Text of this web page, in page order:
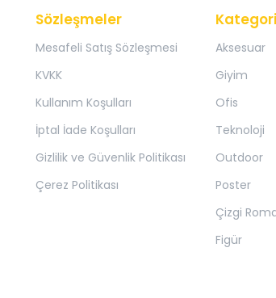
Sözleşmeler
Mesafeli Satış Sözleşmesi
KVKK
Kullanım Koşulları
İptal İade Koşulları
Gizlilik ve Güvenlik Politikası
Çerez Politikası
Aksesuar
Giyim
Ofis
Teknoloji
Outdoor
Poster
Çizgi
Figür